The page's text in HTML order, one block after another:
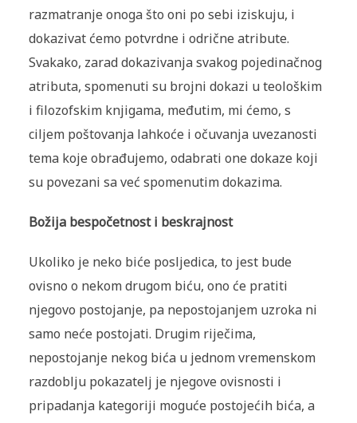
razmatranje onoga što oni po sebi iziskuju, i
dokazivat ćemo potvrdne i odrične atribute.
Svakako, zarad dokazivanja svakog pojedinačnog
atributa, spomenuti su brojni dokazi u teološkim
i filozofskim knjigama, međutim, mi ćemo, s
ciljem poštovanja lahkoće i očuvanja uvezanosti
tema koje obrađujemo, odabrati one dokaze koji
su povezani sa već spomenutim dokazima.
Božija bespočetnost i beskrajnost
Ukoliko je neko biće posljedica, to jest bude
ovisno o nekom drugom biću, ono će pratiti
njegovo postojanje, pa nepostojanjem uzroka ni
samo neće postojati. Drugim riječima,
nepostojanje nekog bića u jednom vremenskom
razdoblju pokazatelj je njegove ovisnosti i
pripadanja kategoriji moguće postojećih bića, a